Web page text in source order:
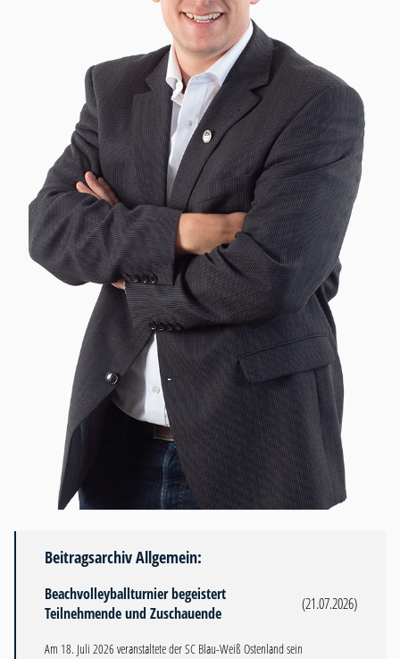
Beitragsarchiv Allgemein:
Beachvolleyballturnier begeistert
Teilnehmende und Zuschauende
(21.07.2026)
Am 18. Juli 2026 veranstaltete der SC Blau-Weiß Ostenland sein